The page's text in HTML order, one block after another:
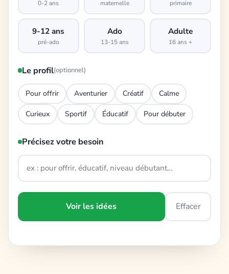
0-2 ans maternelle primaire
9-12 ans
pré-ado
Ado
13-15 ans
Adulte
16 ans +
Le profil(optionnel)
Pour offrir Aventurier Créatif Calme
Curieux Sportif Éducatif Pour débuter
Précisez votre besoin
Voir les idées Effacer